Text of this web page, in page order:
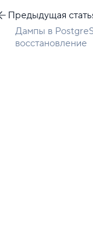
Предыдущая
Дампы в
восстановление